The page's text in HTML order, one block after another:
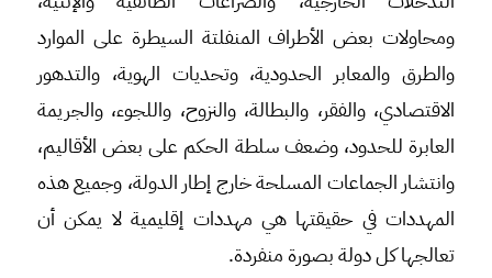
ومحاولات بعض الأطراف المنفلتة السيطرة على الموارد
والطرق والمعابر الحدودية، وتحديات الهوية، والتدهور
الاقتصادي، والفقر، والبطالة، والنزوح، واللجوء، والجريمة
العابرة للحدود، وضعف سلطة الحكم على بعض الأقاليم،
وانتشار الجماعات المسلحة خارج إطار الدولة، وجميع هذه
المهددات في حقيقتها هي مهددات إقليمية لا يمكن أن
تعالجها كل دولة بصورة منفردة.